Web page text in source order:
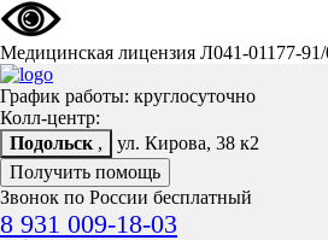
Медицинская лицензия Л041-01177-91/
График работы: круглосуточно
Колл-центр:
Подольск ,
ул. Кирова, 38 к2
Получить помощь
Звонок по России бесплатный
8 931 009-18-03